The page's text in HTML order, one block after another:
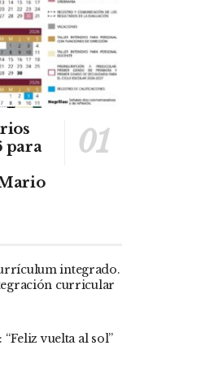
para
integrado.
curricular
vuelta al sol”